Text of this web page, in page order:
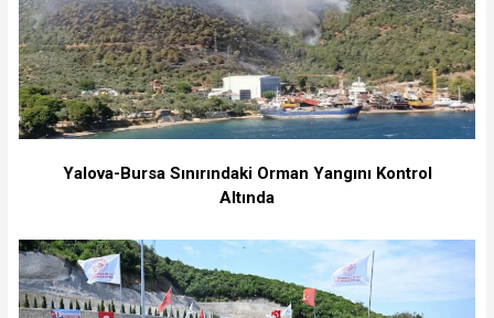
Yalova-Bursa Sınırındaki Orman Yangını Kontrol
Altında